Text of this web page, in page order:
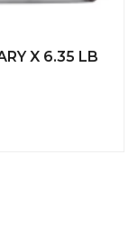
X 6.35 LB